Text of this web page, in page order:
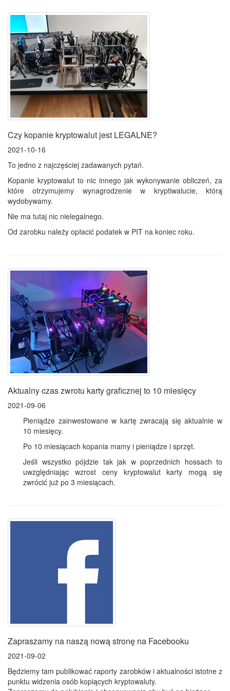
Czy kopanie kryptowalut jest LEGALNE?
2021-10-16
To jedno z najczęściej zadawanych pytań.
Kopanie kryptowalut to nic innego jak wykonywanie obliczeń, za
które otrzymujemy wynagrodzenie w kryptiwalucie, którą
wydobywamy.
Nie ma tutaj nic nielegalnego.
Od zarobku należy opłacić podatek w PIT na koniec roku.
Aktualny czas zwrotu karty graficznej to 10 miesięcy
2021-09-06
Pieniądze zainwestowane w kartę zwracają się aktualnie w
10 miesięcy.
Po 10 miesiącach kopania mamy i pieniądze i sprzęt.
Jeśli wszystko pójdzie tak jak w poprzednich hossach to
uwzględniając wzrost ceny kryptowalut karty mogą się
zwrócić już po 3 miesiącach.
Zapraszamy na naszą nową stronę na Facebooku
2021-09-02
Będziemy tam publikować raporty zarobków i aktualności istotne z
punktu widzenia osób kopiących kryptowaluty.